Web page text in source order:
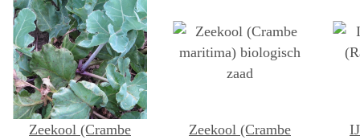
Zeekool (Crambe
Zeekool (Crambe